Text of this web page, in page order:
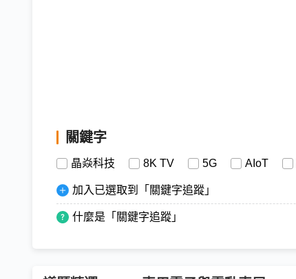
關鍵字
晶焱科技 8K TV 5G AIoT
加入已選取到「關鍵字追蹤」
什麼是「關鍵字追蹤」